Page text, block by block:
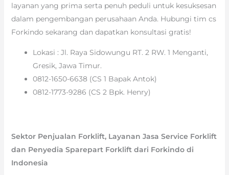
layanan yang prima serta penuh peduli untuk kesuksesan
dalam pengembangan perusahaan Anda. Hubungi tim cs
Forkindo sekarang dan dapatkan konsultasi gratis!
Lokasi : Jl. Raya Sidowungu RT. 2 RW. 1 Menganti,
Gresik, Jawa Timur.
0812-1650-6638 (CS 1 Bapak Antok)
0812-1773-9286 (CS 2 Bpk. Henry)
Sektor Penjualan Forklift, Layanan Jasa Service Forklift
dan Penyedia Sparepart Forklift dari Forkindo di
Indonesia